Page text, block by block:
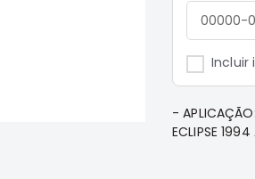
Incluir
-
ECLIPSE